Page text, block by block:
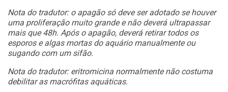
Nota do tradutor: o apagão só deve ser adotado se houver
uma proliferação muito grande e não deverá ultrapassar
mais que 48h. Após o apagão, deverá retirar todos os
esporos e algas mortas do aquário manualmente ou
sugando com um sifão.
Nota do tradutor: eritromicina normalmente não costuma
debilitar as macrófitas aquáticas.